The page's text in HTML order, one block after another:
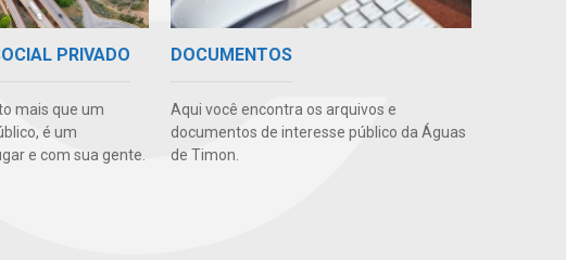
PRIVADO
mais que um
é um
e com sua gente.
DOCUMENTOS
Aqui você encontra os arquivos e
documentos de interesse público da Águas
de Timon.